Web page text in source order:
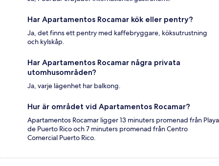
Har Apartamentos Rocamar kök eller pentry?
Ja, det finns ett pentry med kaffebryggare, köksutrustning
och kylskåp.
Har Apartamentos Rocamar några privata
utomhusområden?
Ja, varje lägenhet har balkong.
Hur är området vid Apartamentos Rocamar?
Apartamentos Rocamar ligger 13 minuters promenad från Playa
de Puerto Rico och 7 minuters promenad från Centro
Comercial Puerto Rico.